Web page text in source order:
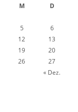
M D
« Dez.
5
6
12
13
19
20
26
27